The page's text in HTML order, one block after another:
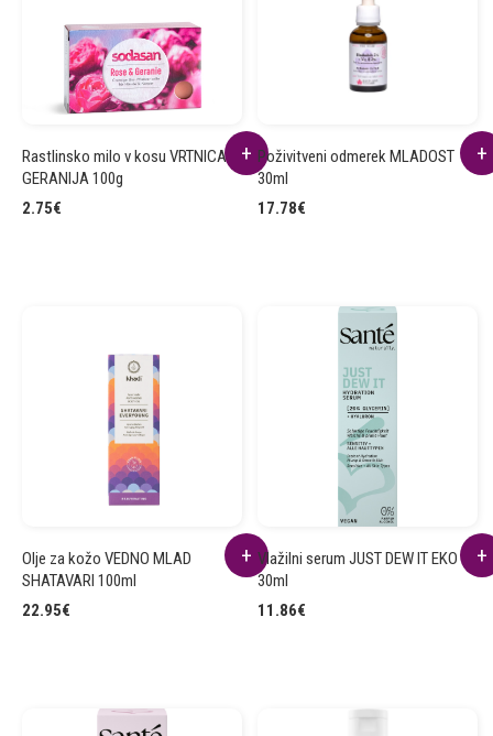
Rastlinsko milo v kosu VRTNICA
GERANIJA 100g
2.75€
Poživitveni odmerek MLADOST
30ml
17.78€
Olje za kožo VEDNO MLAD
SHATAVARI 100ml
22.95€
Vlažilni serum JUST DEW IT EKO
30ml
11.86€